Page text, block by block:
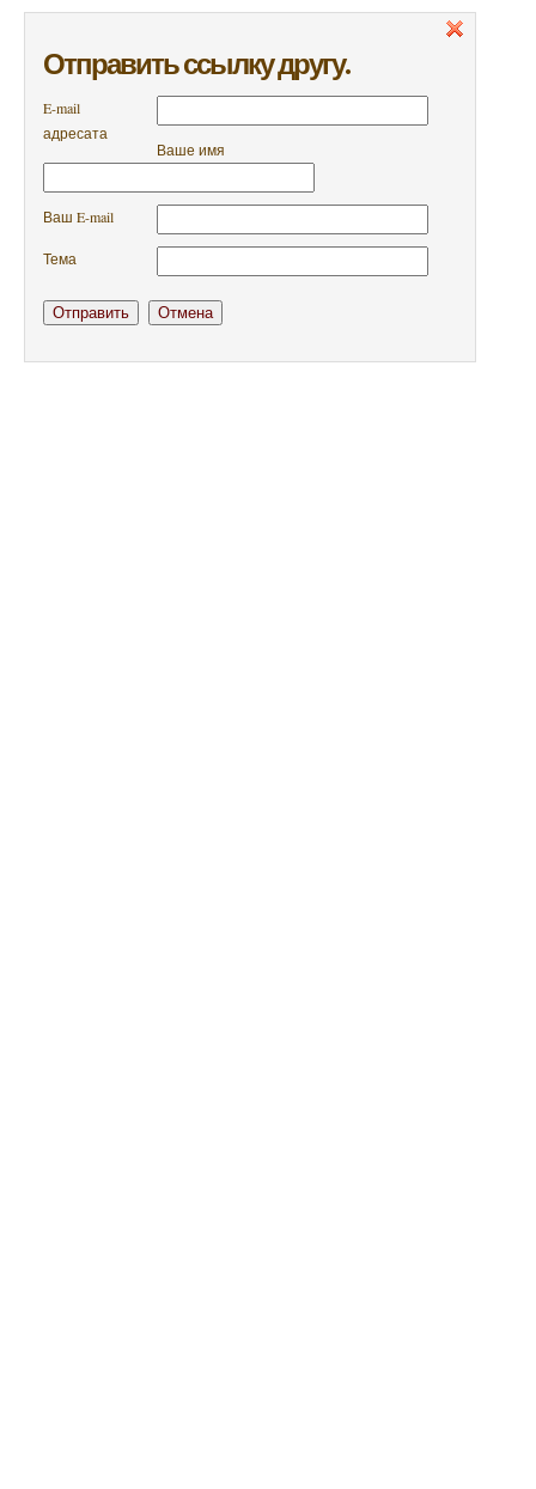
Отправить ссылку другу.
E-mail
адресата
Ваше имя
Ваш E-mail
Тема
Отправить Отмена